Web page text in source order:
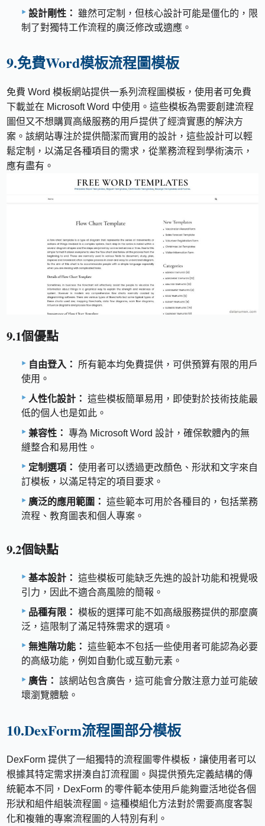
設計剛性：
雖然可定制，但核心設計可能是僵化的，限
制了對獨特工作流程的廣泛修改或適應。
9.免費Word模板流程圖模板
免費 Word 模板網站提供一系列流程圖模板，使用者可免費
下載並在 Microsoft Word 中使用。這些模板為需要創建流程
圖但又不想購買高級服務的用戶提供了經濟實惠的解決方
案。該網站專注於提供簡潔而實用的設計，這些設計可以輕
鬆定制，以滿足各種項目的需求，從業務流程到學術演示，
應有盡有。
9.1個優點
自由登入：
所有範本均免費提供，可供預算有限的用戶
使用。
人性化設計： 這些模板簡單易用，即使對於技術技能最
低的個人也是如此。
兼容性： 專為 Microsoft Word 設計，確保軟體內的無
縫整合和易用性。
定制選項： 使用者可以透過更改顏色、形狀和文字來自
訂模板，以滿足特定的項目要求。
廣泛的應用範圍： 這些範本可用於各種目的，包括業務
流程、教育圖表和個人專案。
9.2個缺點
基本設計： 這些模板可能缺乏先進的設計功能和視覺吸
引力，因此不適合高風險的簡報。
品種有限： 模板的選擇可能不如高級服務提供的那麼廣
泛，這限制了滿足特殊需求的選項。
無進階功能： 這些範本不包括一些使用者可能認為必要
的高級功能，例如自動化或互動元素。
廣告： 該網站包含廣告，這可能會分散注意力並可能破
壞瀏覽體驗。
10.DexForm流程圖部分模板
DexForm 提供了一組獨特的流程圖零件模板，讓使用者可以
根據其特定需求拼湊自訂流程圖。與提供預先定義結構的傳
統範本不同，DexForm 的零件範本使用戶能夠靈活地從各個
形狀和組件組裝流程圖。這種模組化方法對於需要高度客製
化和複雜的專案流程圖的人特別有利。